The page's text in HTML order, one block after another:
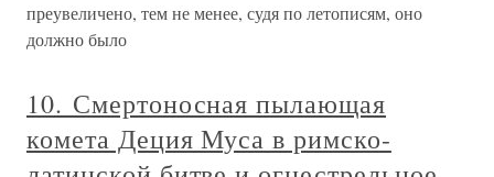
преувеличено, тем не менее, судя по летописям, оно
должно было
10. Смертоносная пылающая
комета Деция Муса в римско-